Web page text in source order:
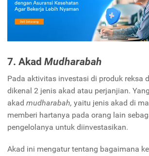
7. Akad Mudharabah
Pada aktivitas investasi di produk reksa
dikenal 2 jenis akad atau perjanjian.
akad mudharabah, yaitu jenis akad di
memberi hartanya pada orang lain
pengelolanya untuk diinvestasikan.
Akad ini mengatur tentang bagaimana